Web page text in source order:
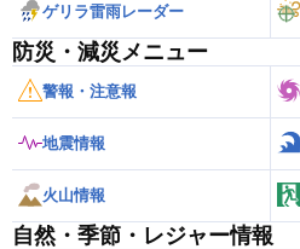
ゲリラ雷雨レーダー
防災・減災メニュー
警報・注意報
地震情報
火山情報
自然・季節・レジャー情報